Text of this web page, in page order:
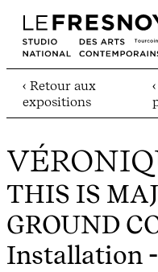
‹ Retour aux
expositions
THIS IS
GROUND
Installation -